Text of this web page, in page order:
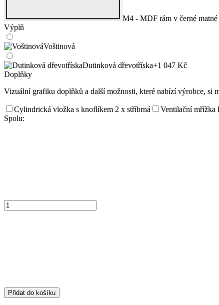
M4 - MDF rám v černé
Výplň
Voštinová
Dutinková dřevotříska+1 047 Kč
Doplňky
Vizuální grafiku doplňků a další možnosti, které nabízí výrobce, si
Cylindrická vložka s knoflíkem 2 x stříbrná Ventilační mřížka
Spolu:
Přidat do košíku